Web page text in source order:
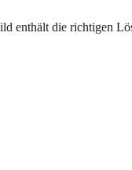
enthält die richtigen